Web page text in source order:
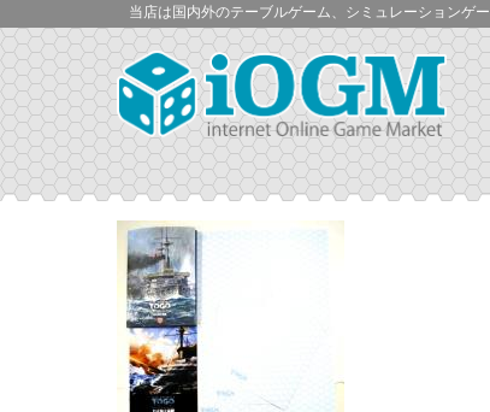
当店は国内外のテーブルゲーム、シミュレーションゲ